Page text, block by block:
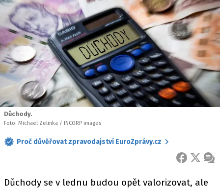
Důchody.
Foto: Michael Zelinka / INCORP images
Proč důvěřovat zpravodajství EuroZprávy.cz
FACEBOOK
X
Důchody se v lednu budou opět valorizovat, ale